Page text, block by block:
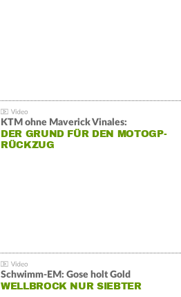
KTM ohne Maverick Vinales:
DER GRUND FÜR DEN MOTOGP-
RÜCKZUG
Schwimm-EM: Gose holt Gold
WELLBROCK NUR SIEBTER